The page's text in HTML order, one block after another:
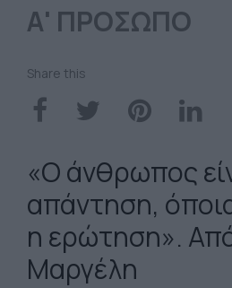
Α' ΠΡΟΣΩΠΟ
Share this
«Ο άνθρωπος
απάντηση, όποια
η ερώτηση».
Μαργέλη